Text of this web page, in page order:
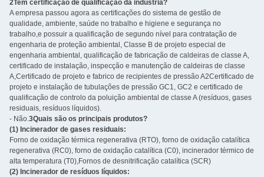
2Tem certificação de qualificação da indústria?
A empresa passou agora as certificações do sistema de gestão de
qualidade, ambiente, saúde no trabalho e higiene e segurança no
trabalho,e possuir a qualificação de segundo nível para contratação de
engenharia de proteção ambiental, Classe B de projeto especial de
engenharia ambiental, qualificação de fabricação de caldeiras de classe A,
certificado de instalação, inspecção e manutenção de caldeiras de classe
A,Certificado de projeto e fabrico de recipientes de pressão A2Certificado de
projeto e instalação de tubulações de pressão GC1, GC2 e certificado de
qualificação de controlo da poluição ambiental de classe A (resíduos, gases
residuais, resíduos líquidos).
- Não.3Quais são os principais produtos?
(1) Incinerador de gases residuais:
Forno de oxidação térmica regenerativa (RTO), forno de oxidação catalítica
regenerativa (RC0), forno de oxidação catalítica (C0), incinerador térmico de
alta temperatura (T0),Fornos de desnitrificação catalítica (SCR)
(2) Incinerador de resíduos líquidos: